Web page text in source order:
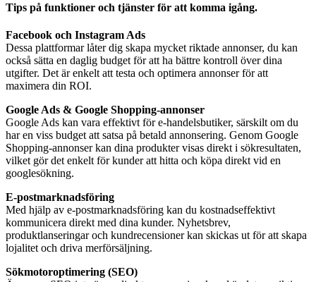
Tips på funktioner och tjänster för att komma igång.
Facebook och Instagram Ads
Dessa plattformar låter dig skapa mycket riktade annonser, du kan
också sätta en daglig budget för att ha bättre kontroll över dina
utgifter. Det är enkelt att testa och optimera annonser för att
maximera din ROI.
Google Ads & Google Shopping-annonser
Google Ads kan vara effektivt för e-handelsbutiker, särskilt om du
har en viss budget att satsa på betald annonsering. Genom Google
Shopping-annonser kan dina produkter visas direkt i sökresultaten,
vilket gör det enkelt för kunder att hitta och köpa direkt vid en
googlesökning.
E-postmarknadsföring
Med hjälp av e-postmarknadsföring kan du kostnadseffektivt
kommunicera direkt med dina kunder. Nyhetsbrev,
produktlanseringar och kundrecensioner kan skickas ut för att skapa
lojalitet och driva merförsäljning.
Sökmotoroptimering (SEO)